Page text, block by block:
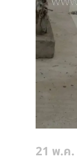
21 พ.ค.